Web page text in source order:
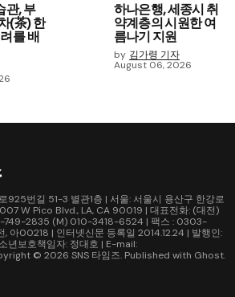
관, 부
(茶) 한
를 배
하나은행, 세종시 취
약계층의 시원한 여
름나기 지원
by 김가령 기자
August 06, 2026
925번길 51-3 별관1층 | 서울: 서울시 용산구 한강로
W Pico Blvd., LA, CA 90019 | 대표전화: (대전)
2835 (M) 010-3418-6524 | 팩스 : 0303-
아00218 | 인터넷신문 등록일 2014.12.24 | 발행인:
년보호책임자: 정대호 | E-mail:
© 2026 SNS 타임즈. Published with Ghost.